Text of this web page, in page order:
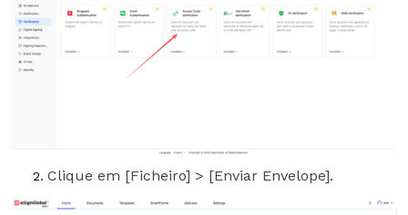
Clique em [Ficheiro] > [Enviar Envelope].